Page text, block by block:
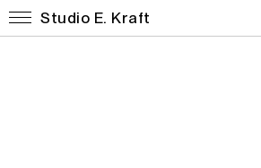
Studio E. Kraft